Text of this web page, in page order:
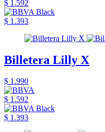
$ 1.592
$ 1.393
Billetera Lilly X
$ 1.990
$ 1.592
$ 1.393